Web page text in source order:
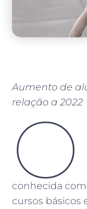
Aumento de
relação a 2022
O
conhecida
cursos básicos